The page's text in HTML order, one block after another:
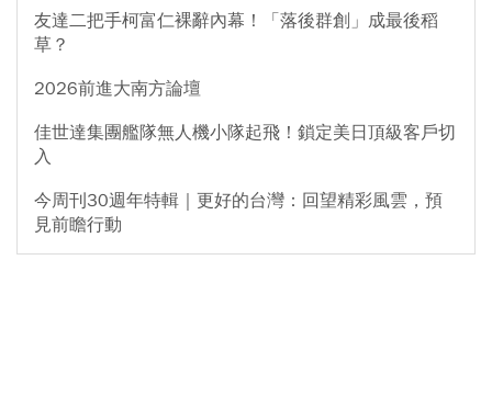
友達二把手柯富仁裸辭內幕！「落後群創」成最後稻
草？
2026前進大南方論壇
佳世達集團艦隊無人機小隊起飛！鎖定美日頂級客戶切
入
今周刊30週年特輯｜更好的台灣：回望精彩風雲，預
見前瞻行動